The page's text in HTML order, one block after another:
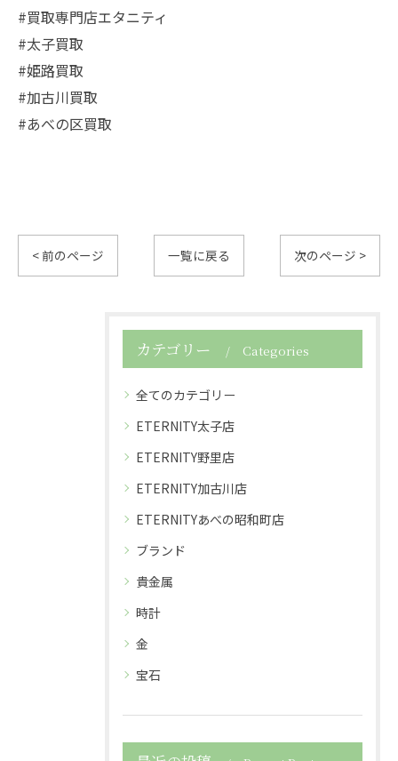
#買取専門店エタニティ
#太子買取
#姫路買取
#加古川買取
#あべの区買取
< 前のページ 一覧に戻る 次のページ >
カテゴリー Categories
全てのカテゴリー
ETERNITY太子店
ETERNITY野里店
ETERNITY加古川店
ETERNITYあべの昭和町店
ブランド
貴金属
時計
金
宝石